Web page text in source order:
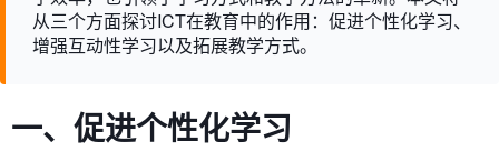
从三个方面探讨ICT在教育中的作用：促进个性化学习、
增强互动性学习以及拓展教学方式。
一、促进个性化学习